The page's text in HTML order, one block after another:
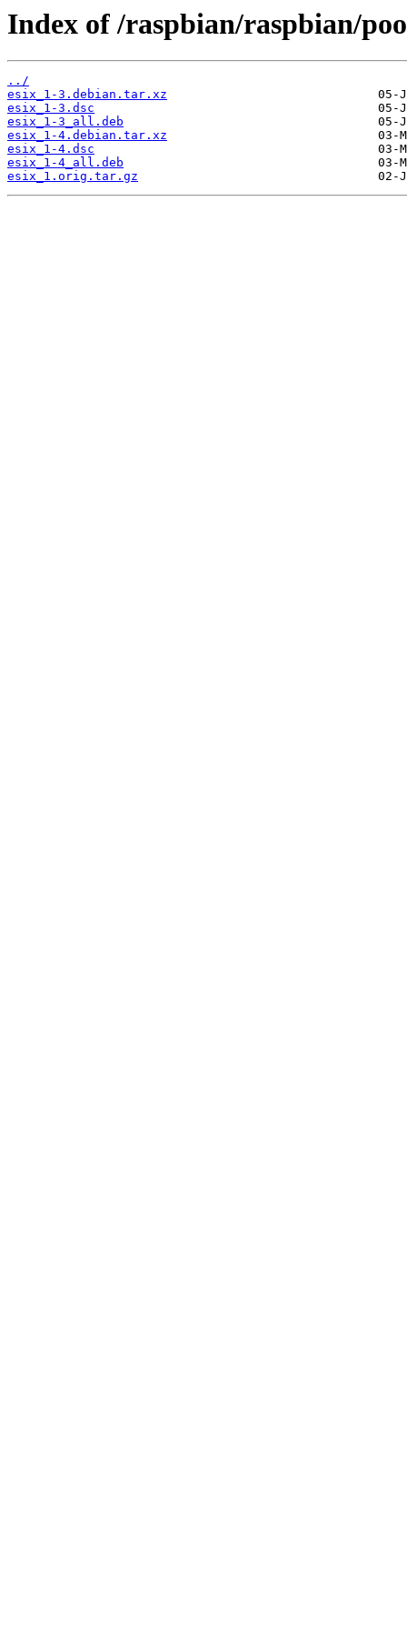
Index of /raspbian/raspbian/
../
esix_1-3.debian.tar.xz
esix_1-3.dsc
esix_1-3_all.deb
esix_1-4.debian.tar.xz
esix_1-4.dsc
esix_1-4_all.deb
esix_1.orig.tar.gz